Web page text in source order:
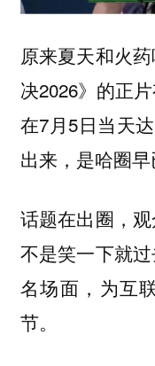
原来夏天和火
决2026》的正
在7月5日当天
出来，是哈圈早
话题在出圈，
不是笑一下就
名场面，为互
节。